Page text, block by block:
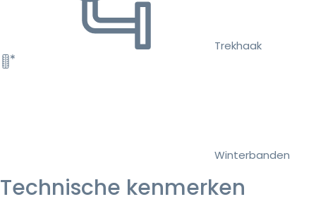
Trekhaak
Winterbanden
Technische kenmerken